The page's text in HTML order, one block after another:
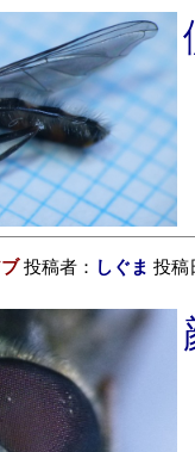
投稿者： しぐま 投稿